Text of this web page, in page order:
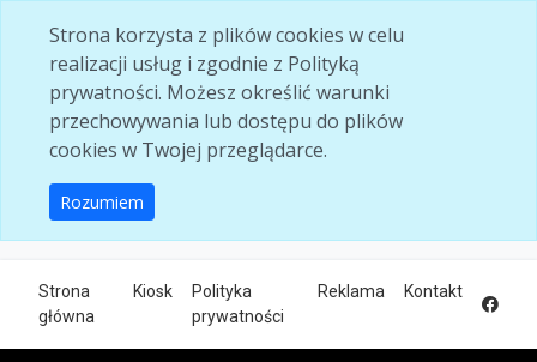
Strona korzysta z plików cookies w celu
realizacji usług i zgodnie z Polityką
prywatności. Możesz określić warunki
przechowywania lub dostępu do plików
cookies w Twojej przeglądarce.
Rozumiem
Strona
główna
Kiosk
Polityka
prywatności
Reklama Kontakt